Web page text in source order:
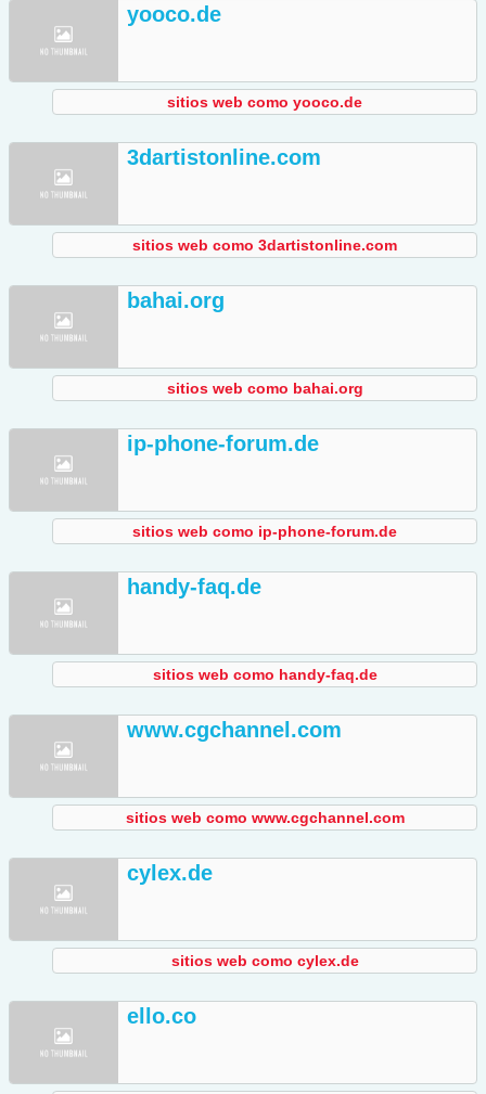
yooco.de
sitios web como yooco.de
3dartistonline.com
sitios web como 3dartistonline.com
bahai.org
sitios web como bahai.org
ip-phone-forum.de
sitios web como ip-phone-forum.de
handy-faq.de
sitios web como handy-faq.de
www.cgchannel.com
sitios web como www.cgchannel.com
cylex.de
sitios web como cylex.de
ello.co